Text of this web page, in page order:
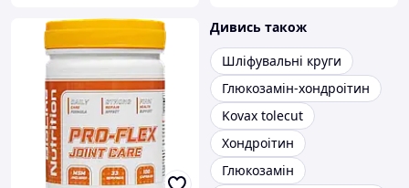
Дивись також
Шліфувальні круги
Глюкозамін-хондроітин
Kovax tolecut
Хондроітин
Глюкозамін